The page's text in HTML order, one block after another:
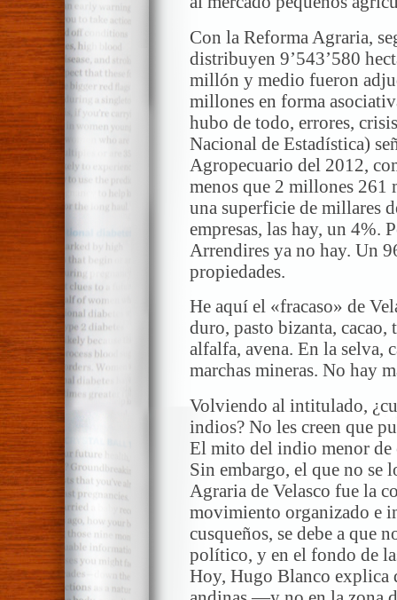
Con la Reforma Agraria,
distribuyen 9’543’580
millón y medio fueron
millones en forma
hubo de todo, errores,
Nacional de Estadística)
Agropecuario del 2012,
menos que 2 millones 261
una superficie de millares
empresas, las hay, un 4%.
Arrendires ya no hay. Un
propiedades.
He aquí el «fracaso» de
duro, pasto bizanta,
alfalfa, avena. En la selva,
marchas mineras. No hay
Volviendo al intitulado,
indios? No les creen que
El mito del indio menor de
Sin embargo, el que no se
Agraria de Velasco fue la
movimiento organizado e
cusqueños, se debe a que
político, y en el fondo de
Hoy, Hugo Blanco explica